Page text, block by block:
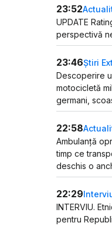
23:52
UPDATE
perspectivă
23:46Știri
Descoperire
motocicletă
germani,
22:58
Ambulanță
timp ce
deschis o
22:29
INTERVIU.
pentru